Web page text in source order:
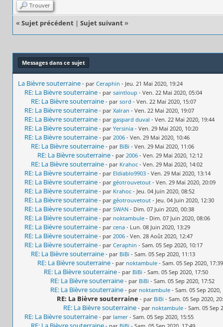
Trouver
« Sujet précédent | Sujet suivant »
Messages dans ce sujet
La Bièvre souterraine - par Ceraphin - Jeu. 21 Mai 2020, 19:24
RE: La Bièvre souterraine - par saintloup - Ven. 22 Mai 2020, 05:04
RE: La Bièvre souterraine - par sord - Ven. 22 Mai 2020, 15:07
RE: La Bièvre souterraine - par Xalran - Ven. 22 Mai 2020, 19:07
RE: La Bièvre souterraine - par gaspard duval - Ven. 22 Mai 2020, 19:44
RE: La Bièvre souterraine - par Yersinia - Ven. 29 Mai 2020, 10:20
RE: La Bièvre souterraine - par 2006 - Ven. 29 Mai 2020, 10:46
RE: La Bièvre souterraine - par BiBi - Ven. 29 Mai 2020, 11:06
RE: La Bièvre souterraine - par 2006 - Ven. 29 Mai 2020, 12:12
RE: La Bièvre souterraine - par Krahoc - Ven. 29 Mai 2020, 14:02
RE: La Bièvre souterraine - par Eldiablo9903 - Ven. 29 Mai 2020, 13:14
RE: La Bièvre souterraine - par géotrouvetout - Ven. 29 Mai 2020, 20:09
RE: La Bièvre souterraine - par Krahoc - Jeu. 04 Juin 2020, 08:52
RE: La Bièvre souterraine - par géotrouvetout - Jeu. 04 Juin 2020, 12:30
RE: La Bièvre souterraine - par SWAN - Dim. 07 Juin 2020, 00:38
RE: La Bièvre souterraine - par noktambule - Dim. 07 Juin 2020, 08:06
RE: La Bièvre souterraine - par cena - Lun. 08 Juin 2020, 13:29
RE: La Bièvre souterraine - par 2006 - Ven. 28 Août 2020, 12:47
RE: La Bièvre souterraine - par Ceraphin - Sam. 05 Sep 2020, 10:17
RE: La Bièvre souterraine - par BiBi - Sam. 05 Sep 2020, 11:13
RE: La Bièvre souterraine - par noktambule - Sam. 05 Sep 2020, 17:39
RE: La Bièvre souterraine - par BiBi - Sam. 05 Sep 2020, 17:50
RE: La Bièvre souterraine - par BiBi - Sam. 05 Sep 2020, 17:52
RE: La Bièvre souterraine - par noktambule - Sam. 05 Sep 2020,
RE: La Bièvre souterraine - par BiBi - Sam. 05 Sep 2020,
RE: La Bièvre souterraine - par noktambule - Sam. 05 Sep
RE: La Bièvre souterraine - par lamer - Sam. 05 Sep 2020, 15:55